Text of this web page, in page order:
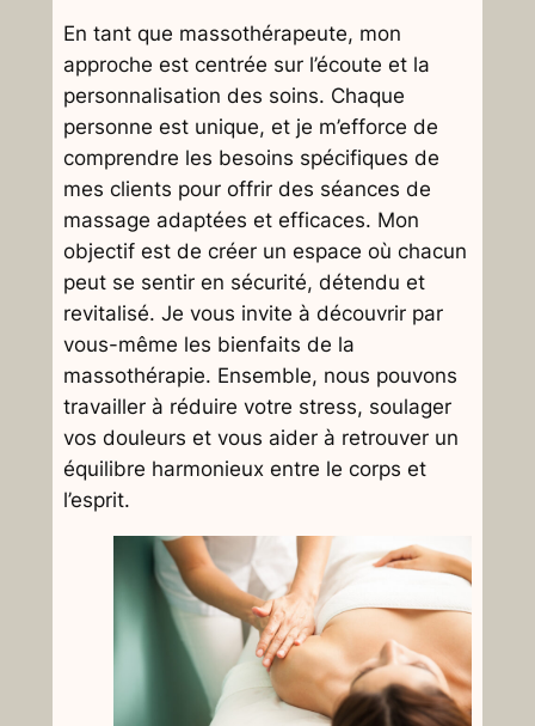
En tant que massothérapeute, mon
approche est centrée sur l’écoute et la
personnalisation des soins. Chaque
personne est unique, et je m’efforce de
comprendre les besoins spécifiques de
mes clients pour offrir des séances de
massage adaptées et efficaces. Mon
objectif est de créer un espace où chacun
peut se sentir en sécurité, détendu et
revitalisé. Je vous invite à découvrir par
vous-même les bienfaits de la
massothérapie. Ensemble, nous pouvons
travailler à réduire votre stress, soulager
vos douleurs et vous aider à retrouver un
équilibre harmonieux entre le corps et
l’esprit.